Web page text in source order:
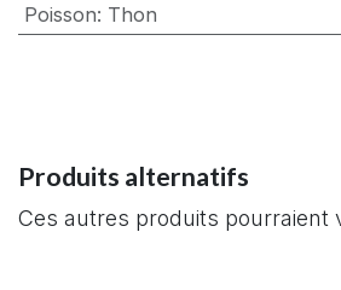
Poisson: Thon
Produits alternatifs
Ces autres produits pourraient